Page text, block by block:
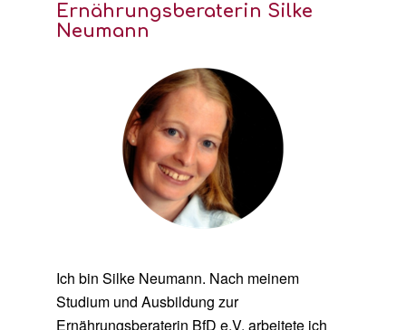
Ernährungsberaterin Silke
Neumann
Ich bin Silke Neumann. Nach meinem
Studium und Ausbildung zur
Ernährungsberaterin BfD e.V. arbeitete ich